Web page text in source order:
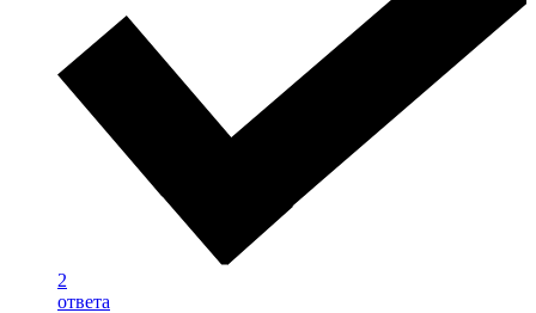
2
ответа